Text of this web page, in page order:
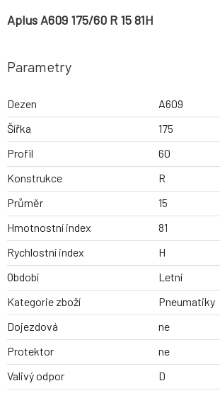
Aplus A609 175/60 R 15 81H
Parametry
Dezen
A609
Šířka
175
Profil
60
Konstrukce
R
Průměr
15
Hmotnostní index
81
Rychlostní index
H
Období
Letní
Kategorie zboží
Pneumatiky
Dojezdová
ne
Protektor
ne
Valivý odpor
D